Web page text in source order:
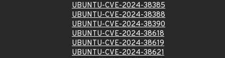
UBUNTU-CVE-2024-38385
UBUNTU-CVE-2024-38388
UBUNTU-CVE-2024-38390
UBUNTU-CVE-2024-38618
UBUNTU-CVE-2024-38619
UBUNTU-CVE-2024-38621